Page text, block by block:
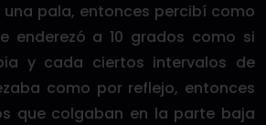
pala, entonces percibí como
enderezó a 10 grados como si
y cada ciertos intervalos de
como por reflejo, entonces
que colgaban en la parte baja